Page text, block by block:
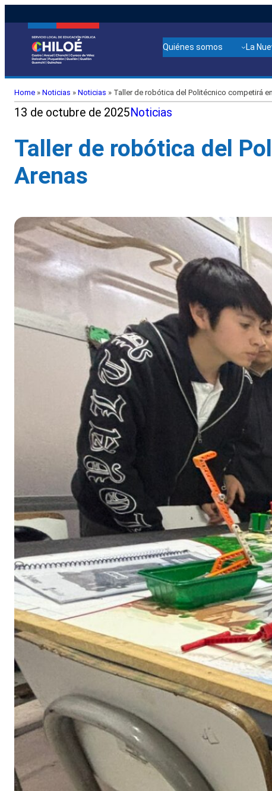
Quiénes somos La
Home » Noticias » Noticias » Taller de robótica del Politécnico competirá
13 de octubre de 2025Noticias
Taller de robótica del
Arenas